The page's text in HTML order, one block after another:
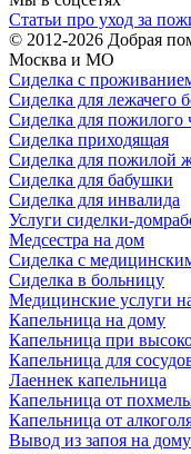
Статьи про уход за
© 2012-2026 Добрая
Москва и МО
Сиделка с
Сиделка для лежачего
Сиделка для пожилого
Сиделка приходящая
Сиделка для пожилой
Сиделка для бабушки
Сиделка для инвалида
Услуги сиделки-
Медсестра на дом
Сиделка с
Сиделка в больницу
Медицинские услуги
Капельница на дому
Капельница при
Капельница для
Лаеннек капельница
Капельница от
Капельница от
Вывод из запоя на дому